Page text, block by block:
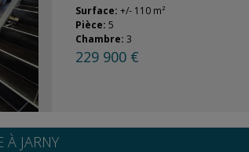
Surface: +/- 110 m²
Pièce: 5
Chambre: 3
229 900 €
À JARNY